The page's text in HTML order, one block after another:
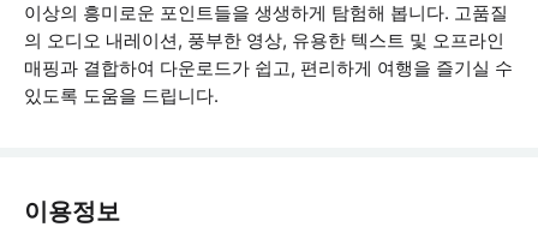
이상의 흥미로운 포인트들을 생생하게 탐험해 봅니다. 고품질
의 오디오 내레이션, 풍부한 영상, 유용한 텍스트 및 오프라인
매핑과 결합하여 다운로드가 쉽고, 편리하게 여행을 즐기실 수
있도록 도움을 드립니다.
이용정보